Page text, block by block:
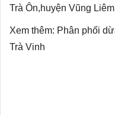
Trà Ôn‎,huyện Vũng
Xem thêm: Phân phối
Trà Vinh